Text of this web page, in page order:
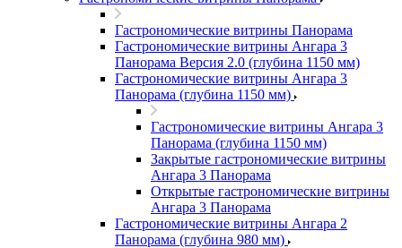
Гастрономические витрины Панорама
Гастрономические витрины Ангара 3
Панорама Версия 2.0 (глубина 1150 мм)
Гастрономические витрины Ангара 3
Панорама (глубина 1150 мм)
Гастрономические витрины Ангара 3
Панорама (глубина 1150 мм)
Закрытые гастрономические витрины
Ангара 3 Панорама
Открытые гастрономические витрины
Ангара 3 Панорама
Гастрономические витрины Ангара 2
Панорама (глубина 980 мм)